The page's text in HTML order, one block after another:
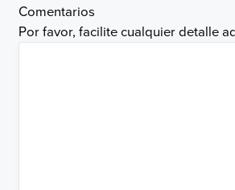
Comentarios
Por favor, facilite cualquier detalle